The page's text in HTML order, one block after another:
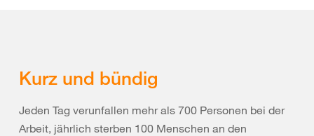
Kurz und bündig
Jeden Tag verunfallen mehr als 700 Personen bei der
Arbeit, jährlich sterben 100 Menschen an den